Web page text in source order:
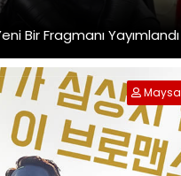
Bir Fragmanı Yayımlandı
Maysa